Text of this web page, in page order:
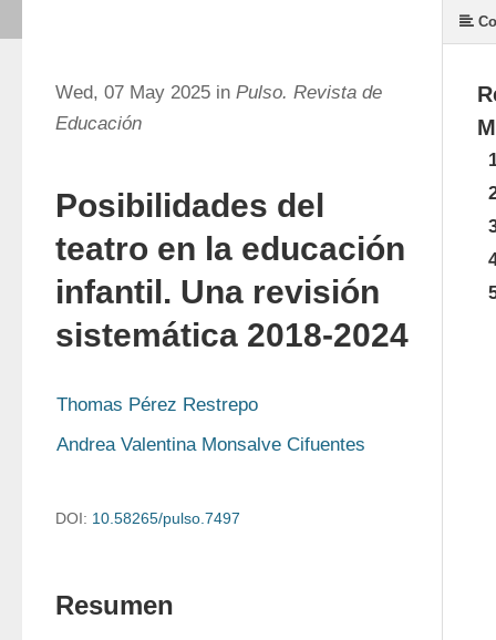
Wed, 07 May 2025 in Pulso. Revista de
Educación
Posibilidades del
teatro en la educación
infantil. Una revisión
sistemática 2018-2024
Thomas Pérez Restrepo
Andrea Valentina Monsalve Cifuentes
DOI: 10.58265/pulso.7497
Resumen